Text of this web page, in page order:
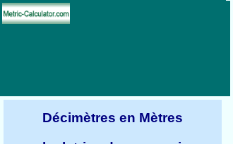
Décimètres en Mètres